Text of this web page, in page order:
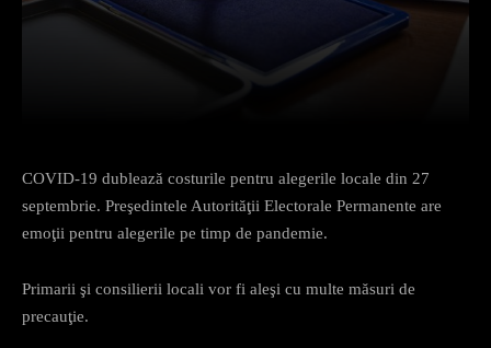
COVID-19 dublează costurile pentru alegerile locale din 27
septembrie. Preşedintele Autorităţii Electorale Permanente are
emoţii pentru alegerile pe timp de pandemie.
Primarii şi consilierii locali vor fi aleşi cu multe măsuri de
precauţie.